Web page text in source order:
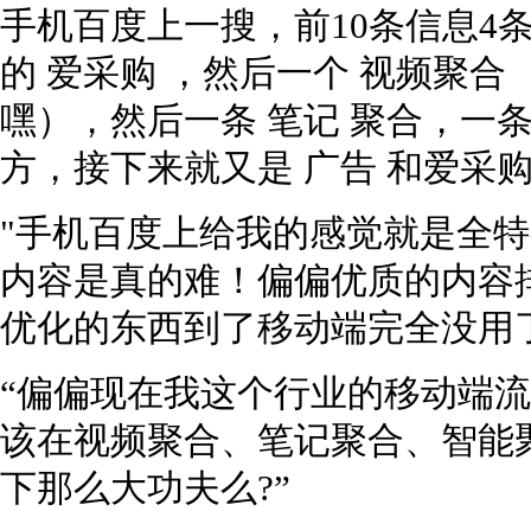
手机百度上一搜，前10条信息4
的 爱采购 ，然后一个 视频聚合
嘿），然后一条 笔记 聚合，一
方，接下来就又是 广告 和爱采
"手机百度上给我的感觉就是全
内容是真的难！偏偏优质的内
优化的东西到了移动端完全没用
“偏偏现在我这个行业的移动端
该在视频聚合、笔记聚合、智
下那么大功夫么?”